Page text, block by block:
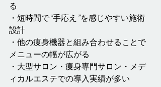
る
・短時間で“手応え”を感じやすい施術
設計
・他の痩身機器と組み合わせることで
メニューの幅が広がる
・大型サロン・痩身専門サロン・メデ
ィカルエステでの導入実績が多い